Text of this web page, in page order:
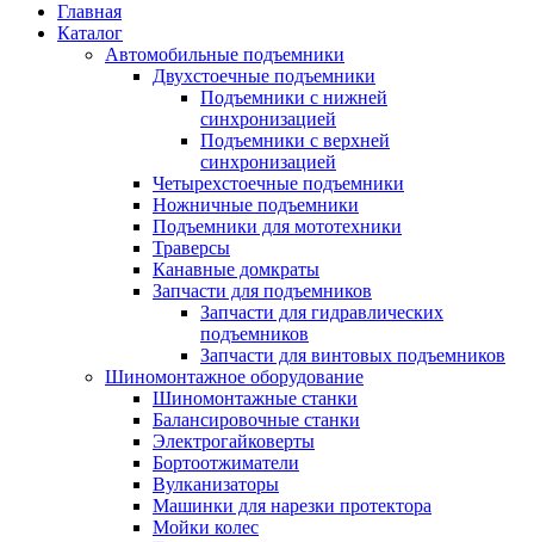
Главная
Каталог
Автомобильные подъемники
Двухстоечные подъемники
Подъемники с нижней
синхронизацией
Подъемники с верхней
синхронизацией
Четырехстоечные подъемники
Ножничные подъемники
Подъемники для мототехники
Траверсы
Канавные домкраты
Запчасти для подъемников
Запчасти для гидравлических
подъемников
Запчасти для винтовых подъемников
Шиномонтажное оборудование
Шиномонтажные станки
Балансировочные станки
Электрогайковерты
Бортоотжиматели
Вулканизаторы
Машинки для нарезки протектора
Мойки колес